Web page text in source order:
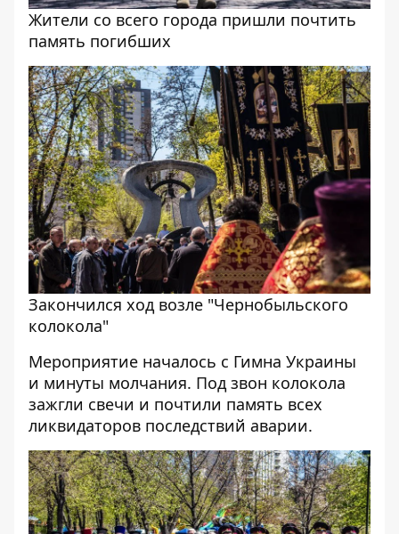
Жители со всего города пришли почтить
память погибших
Закончился ход возле "Чернобыльского
колокола"
Мероприятие началось с Гимна Украины
и минуты молчания. Под звон колокола
зажгли свечи и почтили память всех
ликвидаторов последствий аварии.